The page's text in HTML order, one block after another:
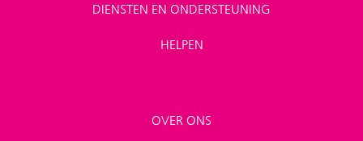
DIENSTEN EN ONDERSTEUNING
HELPEN
OVER ONS